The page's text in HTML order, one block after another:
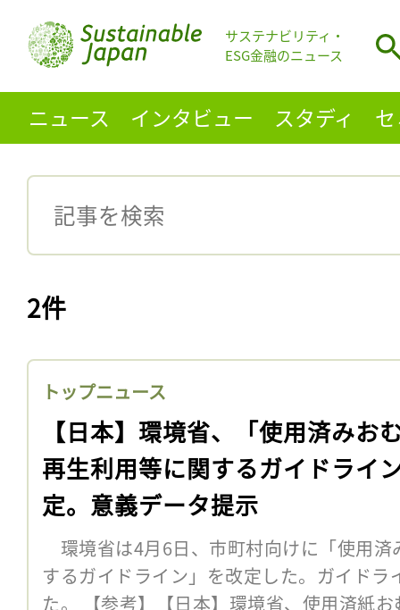
サステナビリティ・
ESG金融のニュース
ニュース インタビュー スタディ
2件
トップニュース
【日本】環境省、「使用済みお
再生利用等に関するガイドライ
定。意義データ提示
環境省は4月6日、市町村向けに「使用済
するガイドライン」を改定した。ガイド
た。 【参考】【日本】環境省、使用済紙